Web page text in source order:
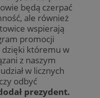
będą czerpać
ale również
wspierają
promocji
dzięki któremu w
z naszym
w licznych
odbyć
prezydent.